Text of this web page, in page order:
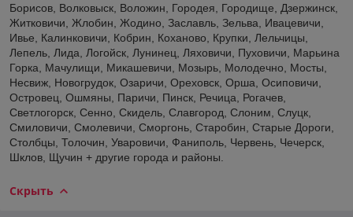
Борисов, Волковыск, Воложин, Городея, Городище, Дзержинск,
Житковичи, Жлобин, Жодино, Заславль, Зельва, Ивацевичи,
Ивье, Калинковичи, Кобрин, Коханово, Крупки, Лельчицы,
Лепель, Лида, Логойск, Лунинец, Ляховичи, Пуховичи, Марьина
Горка, Мачулищи, Микашевичи, Мозырь, Молодечно, Мосты,
Несвиж, Новогрудок, Озаричи, Ореховск, Орша, Осиповичи,
Островец, Ошмяны, Паричи, Пинск, Речица, Рогачев,
Светлогорск, Сенно, Скидель, Славгород, Слоним, Слуцк,
Смиловичи, Смолевичи, Сморгонь, Старобин, Старые Дороги,
Столбцы, Толочин, Уваровичи, Фаниполь, Червень, Чечерск,
Шклов, Щучин + другие города и районы.
Скрыть